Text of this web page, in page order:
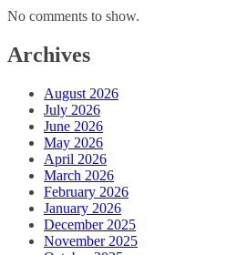
No comments to show.
Archives
August 2026
July 2026
June 2026
May 2026
April 2026
March 2026
February 2026
January 2026
December 2025
November 2025